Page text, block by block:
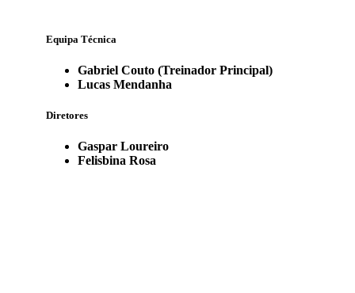
Equipa Técnica
Gabriel Couto (Treinador Principal)
Lucas Mendanha
Diretores
Gaspar Loureiro
Felisbina Rosa